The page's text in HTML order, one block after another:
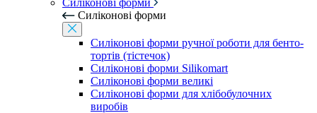
Силіконові форми
Силіконові форми
Силіконові форми ручної роботи для бенто-
тортів (тістечок)
Силіконові форми Silikomart
Силіконові форми великі
Силіконові форми для хлібобулочних
виробів